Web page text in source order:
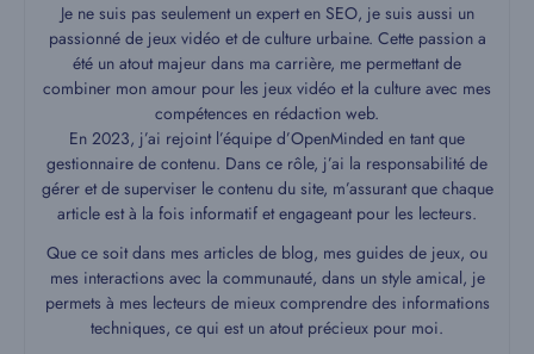
Je ne suis pas seulement un expert en SEO, je suis aussi un
passionné de jeux vidéo et de culture urbaine. Cette passion a
été un atout majeur dans ma carrière, me permettant de
combiner mon amour pour les jeux vidéo et la culture avec mes
compétences en rédaction web.
En 2023, j’ai rejoint l’équipe d’OpenMinded en tant que
gestionnaire de contenu. Dans ce rôle, j’ai la responsabilité de
gérer et de superviser le contenu du site, m’assurant que chaque
article est à la fois informatif et engageant pour les lecteurs.
Que ce soit dans mes articles de blog, mes guides de jeux, ou
mes interactions avec la communauté, dans un style amical, je
permets à mes lecteurs de mieux comprendre des informations
techniques, ce qui est un atout précieux pour moi.